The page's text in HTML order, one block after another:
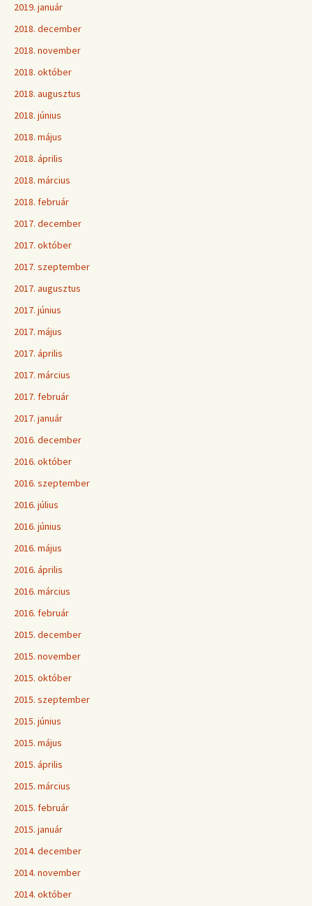
2019. január
2018. december
2018. november
2018. október
2018. augusztus
2018. június
2018. május
2018. április
2018. március
2018. február
2017. december
2017. október
2017. szeptember
2017. augusztus
2017. június
2017. május
2017. április
2017. március
2017. február
2017. január
2016. december
2016. október
2016. szeptember
2016. július
2016. június
2016. május
2016. április
2016. március
2016. február
2015. december
2015. november
2015. október
2015. szeptember
2015. június
2015. május
2015. április
2015. március
2015. február
2015. január
2014. december
2014. november
2014. október